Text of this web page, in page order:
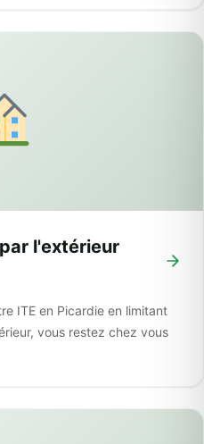
l'extérieur
ITE en Picardie en limitant
vous restez chez vous